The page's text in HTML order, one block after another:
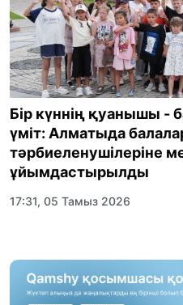
Бір күннің қуанышы -
үміт: Алматыда
тәрбиеленушілеріне
ұйымдастырылды
17:31, 05 Тамыз 2026